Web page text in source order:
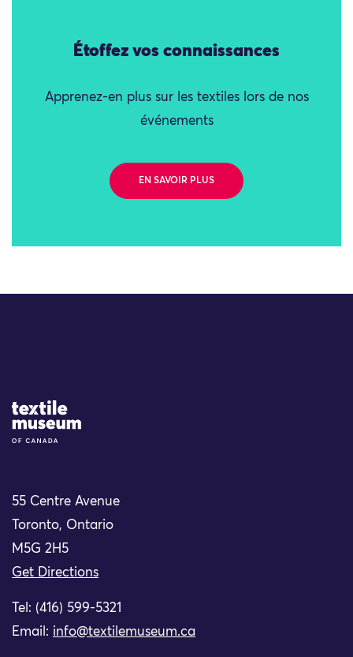
Étoffez vos connaissances
Apprenez-en plus sur les textiles lors de nos
événements
EN SAVOIR PLUS
Site Logo
55 Centre Avenue
Toronto, Ontario
M5G 2H5
Get Directions
Tel: (416) 599-5321
Email: info@textilemuseum.ca